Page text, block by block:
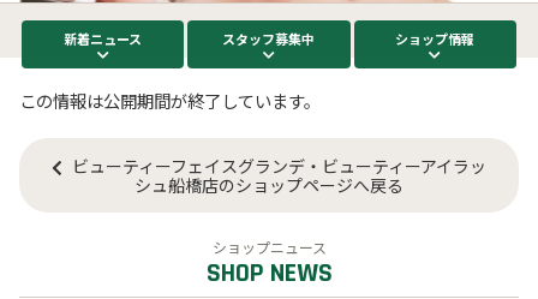
サービス
ビューティー・クリニック
季節のメニュー
新着ニュース スタッフ募集中 ショップ情報
この情報は公開期間が終了しています。
ビューティーフェイスグランデ・ビューティーアイラッ
シュ船橋店のショップページへ戻る
ショップニュース